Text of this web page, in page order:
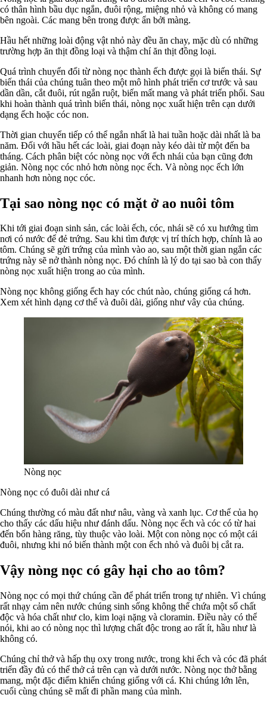
có thân hình bầu dục ngắn, đuôi rộng, miệng nhỏ và không có mang
bên ngoài. Các mang bên trong được ẩn bởi màng.
Hầu hết những loài động vật nhỏ này đều ăn chay, mặc dù có những
trường hợp ăn thịt đồng loại và thậm chí ăn thịt đồng loại.
Quá trình chuyển đổi từ nòng nọc thành ếch được gọi là biến thái. Sự
biến thái của chúng tuân theo một mô hình phát triển cơ trước và sau
dần dần, cắt đuôi, rút ngắn ruột, biến mất mang và phát triển phổi. Sau
khi hoàn thành quá trình biến thái, nòng nọc xuất hiện trên cạn dưới
dạng ếch hoặc cóc non.
Thời gian chuyển tiếp có thể ngắn nhất là hai tuần hoặc dài nhất là ba
năm. Đối với hầu hết các loài, giai đoạn này kéo dài từ một đến ba
tháng. Cách phân biệt cóc nòng nọc với ếch nhái của bạn cũng đơn
giản. Nòng nọc cóc nhỏ hơn nòng nọc ếch. Và nòng nọc ếch lớn
nhanh hơn nòng nọc cóc.
Tại sao nòng nọc có mặt ở ao nuôi tôm
Khi tới giai đoạn sinh sản, các loài ếch, cóc, nhái sẽ có xu hướng tìm
nơi có nước để đẻ trứng. Sau khi tìm được vị trí thích hợp, chính là ao
tôm. Chúng sẽ gửi trứng của mình vào ao, sau một thời gian ngắn các
trứng này sẽ nở thành nòng nọc. Đó chính là lý do tại sao bà con thấy
nòng nọc xuất hiện trong ao của mình.
Nòng nọc không giống ếch hay cóc chút nào, chúng giống cá hơn.
Xem xét hình dạng cơ thể và đuôi dài, giống như vây của chúng.
Nòng nọc
Nòng nọc có đuôi dài như cá
Chúng thường có màu đất như nâu, vàng và xanh lục. Cơ thể của họ
cho thấy các dấu hiệu như đánh dấu. Nòng nọc ếch và cóc có từ hai
đến bốn hàng răng, tùy thuộc vào loài. Một con nòng nọc có một cái
đuôi, nhưng khi nó biến thành một con ếch nhỏ và đuôi bị cắt ra.
Vậy nòng nọc có gây hại cho ao tôm?
Nòng nọc có mọi thứ chúng cần để phát triển trong tự nhiên. Vì chúng
rất nhạy cảm nên nước chúng sinh sống không thể chứa một số chất
độc và hóa chất như clo, kim loại nặng và cloramin. Điều này có thể
nói, khi ao có nòng nọc thì lượng chất độc trong ao rất ít, hầu như là
không có.
Chúng chỉ thở và hấp thụ oxy trong nước, trong khi ếch và cóc đã phát
triển đầy đủ có thể thở cả trên cạn và dưới nước. Nòng nọc thở bằng
mang, một đặc điểm khiến chúng giống với cá. Khi chúng lớn lên,
cuối cùng chúng sẽ mất đi phần mang của mình.